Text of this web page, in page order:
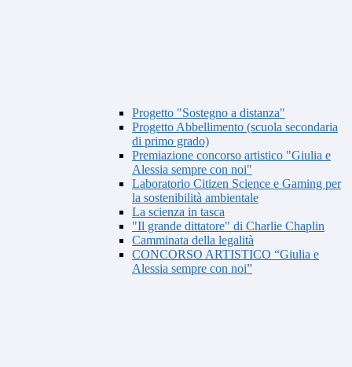
Progetto "Sostegno a distanza"
Progetto Abbellimento (scuola secondaria
di primo grado)
Premiazione concorso artistico "Giulia e
Alessia sempre con noi"
Laboratorio Citizen Science e Gaming per
la sostenibilità ambientale
La scienza in tasca
"Il grande dittatore" di Charlie Chaplin
Camminata della legalità
CONCORSO ARTISTICO “Giulia e
Alessia sempre con noi”